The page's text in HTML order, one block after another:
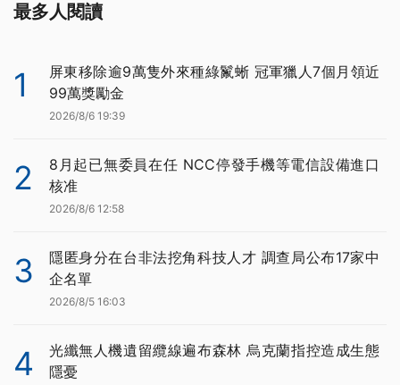
最多人閱讀
1
屏東移除逾9萬隻外來種綠鬣蜥 冠軍獵人7個月領近
99萬獎勵金
2026/8/6 19:39
2
8月起已無委員在任 NCC停發手機等電信設備進口
核准
2026/8/6 12:58
3
隱匿身分在台非法挖角科技人才 調查局公布17家中
企名單
2026/8/5 16:03
4
光纖無人機遺留纜線遍布森林 烏克蘭指控造成生態
隱憂